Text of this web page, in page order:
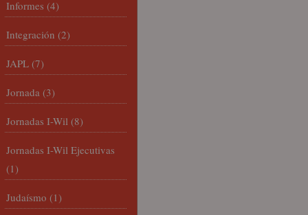
Informes (4)
Integración (2)
JAPL (7)
Jornada (3)
Jornadas I-Wil (8)
Jornadas I-Wil Ejecutivas
(1)
Judaísmo (1)